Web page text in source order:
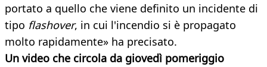
portato a quello che viene definito un incidente di
tipo flashover, in cui l'incendio si è propagato
molto rapidamente» ha precisato.
Un video che circola da giovedì pomeriggio